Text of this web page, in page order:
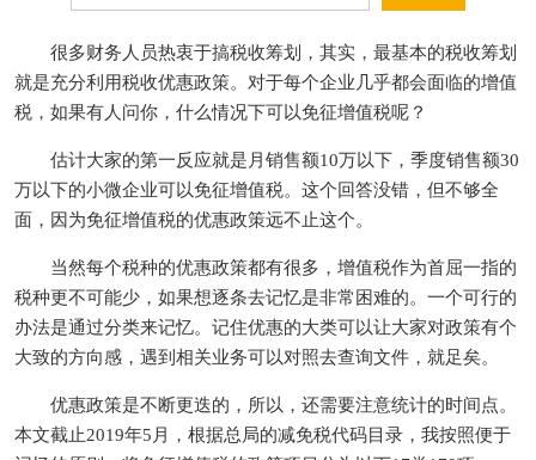
很多财务人员热衷于搞税收筹划，其实，最基本的税收筹划
就是充分利用税收优惠政策。对于每个企业几乎都会面临的增值
税，如果有人问你，什么情况下可以免征增值税呢？
估计大家的第一反应就是月销售额10万以下，季度销售额30
万以下的小微企业可以免征增值税。这个回答没错，但不够全
面，因为免征增值税的优惠政策远不止这个。
当然每个税种的优惠政策都有很多，增值税作为首屈一指的
税种更不可能少，如果想逐条去记忆是非常困难的。一个可行的
办法是通过分类来记忆。记住优惠的大类可以让大家对政策有个
大致的方向感，遇到相关业务可以对照去查询文件，就足矣。
优惠政策是不断更迭的，所以，还需要注意统计的时间点。
本文截止2019年5月，根据总局的减免税代码目录，我按照便于